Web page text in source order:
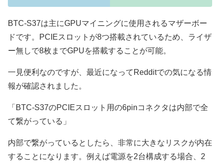
BTC-S37は主にGPUマイニングに使用されるマザーボー
ドです。PCIEスロットが8つ搭載されているため、ライザ
ー無しで8枚までGPUを搭載することが可能。
一見便利なのですが、最近になってRedditでの気になる情
報が確認されました。
「BTC-S37のPCIEスロット用の6pinコネクタは内部で全
て繋がっている」
内部で繋がっているとしたら、非常に大きなリスクが内在
することになります。例えば電源を2台構成する場合、2